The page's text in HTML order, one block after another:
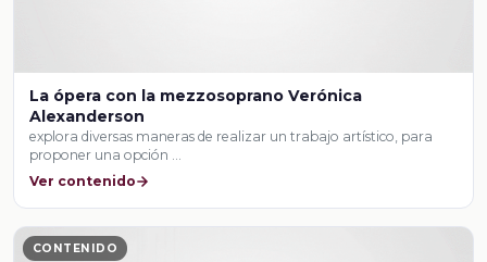
La ópera con la mezzosoprano Verónica
Alexanderson
explora diversas maneras de realizar un trabajo artístico, para
proponer una opción …
Ver contenido
CONTENIDO